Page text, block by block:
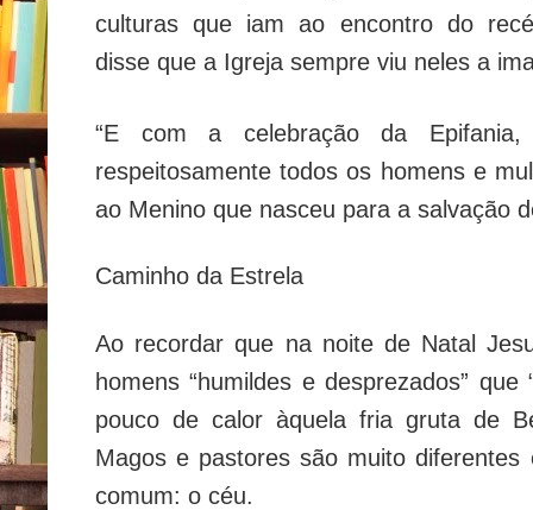
culturas que iam ao encontro do
disse que a Igreja sempre viu neles a
“E com a celebração da
respeitosamente todos os homens e
ao Menino que nasceu para a salvação
Caminho da Estrela
Ao recordar que na noite de Natal
homens “humildes e desprezados”
pouco de calor àquela fria gruta de
Magos e pastores são muito
comum: o céu.